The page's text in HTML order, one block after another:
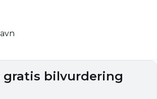
gratis bilvurdering